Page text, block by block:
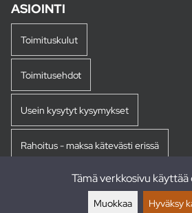
ASIOINTI
Toimituskulut
Toimitusehdot
Usein kysytyt kysymykset
Rahoitus - maksa kätevästi erissä
Tämä verkkosivu käyttää
Muokkaa Hyväksy